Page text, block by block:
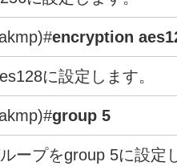
encryption
に設定します。
group 5
ープをgroup 5に設定